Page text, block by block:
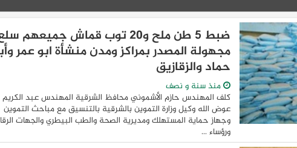
ضبط ٥ طن ملح و٢٠ توب قماش جميعهم
مجهولة المصدر بمراكز ومدن منشأة ابو عمر
حماد والزقازيق
منذ سنة و نصف
كلف المهندس حازم الأشموني محافظ الشرقية المهندس عبد الكريم
عوض الله وكيل وزارة التموين بالشرقية بالتنسيق مع مباحث التموين
وجهاز حماية المستهلك ومديرية الصحة والطب البيطري والجهات
ورؤساء ...